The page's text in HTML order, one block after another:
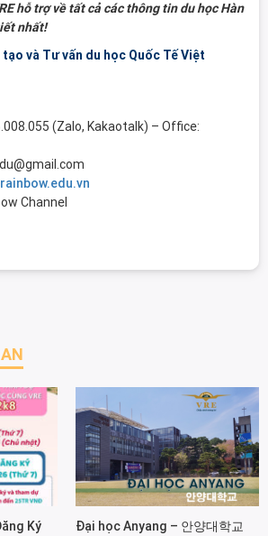
hỗ trợ về tất cả các thông tin du học Hàn
nhất!
và Tư vấn du học Quốc Tế Việt
(Zalo, Kakaotalk) – Office:
Channel
Ký
Đại học Anyang – 안양대학교